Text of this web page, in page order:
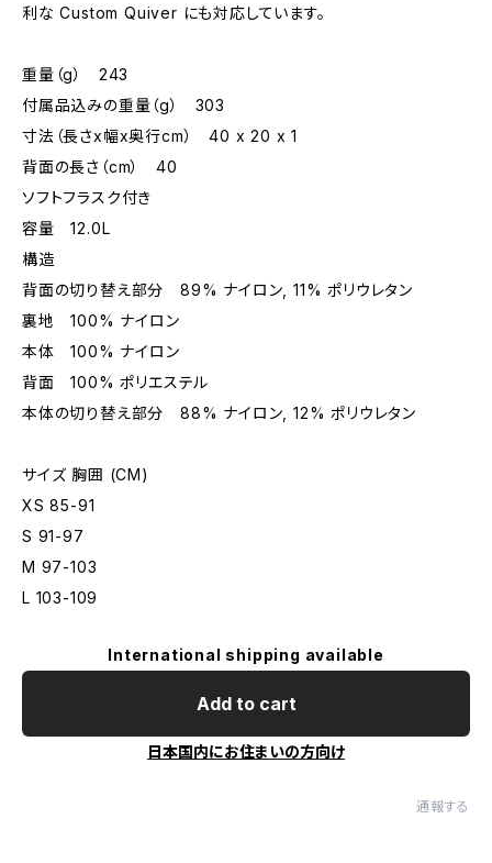
利な Custom Quiver にも対応しています。
重量（g） 243
付属品込みの重量（g） 303
寸法（長さx幅x奥行cm） 40 x 20 x 1
背面の長さ（cm） 40
ソフトフラスク付き
容量 12.0L
構造
背面の切り替え部分 89% ナイロン, 11% ポリウレタン
裏地 100% ナイロン
本体 100% ナイロン
背面 100% ポリエステル
本体の切り替え部分 88% ナイロン, 12% ポリウレタン
サイズ 胸囲 (CM)
XS 85-91
S 91-97
M 97-103
L 103-109
International shipping available
Add to cart
日本国内にお住まいの方向け
通報する